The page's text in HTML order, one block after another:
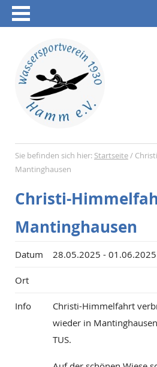
Sie befinden sich hier: Startseite/
Mantinghausen
Christi-
Mantinghausen
Datum 28.05.2025 - 01.06.2025
Ort
Info
Christi-Himmelfahrt
wieder in
TUS.